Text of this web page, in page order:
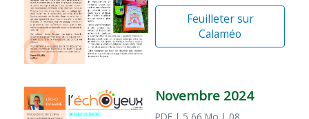
Feuilleter sur
Calaméo
Novembre 2024